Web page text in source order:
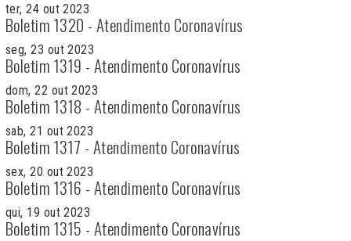
ter, 24 out 2023
Boletim 1320 - Atendimento Coronavírus
seg, 23 out 2023
Boletim 1319 - Atendimento Coronavírus
dom, 22 out 2023
Boletim 1318 - Atendimento Coronavírus
sab, 21 out 2023
Boletim 1317 - Atendimento Coronavírus
sex, 20 out 2023
Boletim 1316 - Atendimento Coronavírus
qui, 19 out 2023
Boletim 1315 - Atendimento Coronavírus